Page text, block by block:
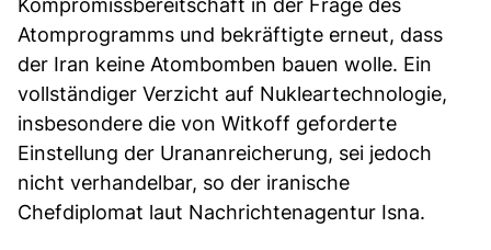
Kompromissbereitschaft in der Frage des
Atomprogramms und bekräftigte erneut, dass
der Iran keine Atombomben bauen wolle. Ein
vollständiger Verzicht auf Nukleartechnologie,
insbesondere die von Witkoff geforderte
Einstellung der Urananreicherung, sei jedoch
nicht verhandelbar, so der iranische
Chefdiplomat laut Nachrichtenagentur Isna.